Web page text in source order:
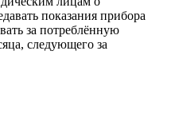
показания прибора
за потреблённую
следующего за